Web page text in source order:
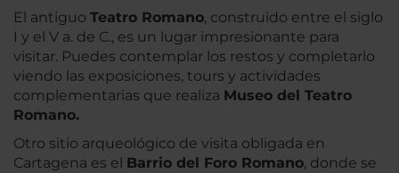
El antiguo Teatro Romano, construido entre el siglo
I y el V a. de C., es un lugar impresionante para
visitar. Puedes contemplar los restos y completarlo
viendo las exposiciones, tours y actividades
complementarias que realiza Museo del Teatro
Romano.
Otro sitio arqueológico de visita obligada en
Cartagena es el Barrio del Foro Romano, donde se